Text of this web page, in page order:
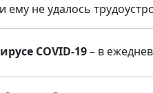
не удалось
COVID-19– в